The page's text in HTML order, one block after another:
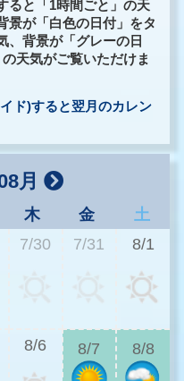
ると「1時間ごと」の天
景が「白色の日付」をタ
、背景が「グレーの日
天気がご覧いただけま
ド)すると翌月のカレン
月
木 金
土
7/30 7/31 8/1
8/6 8/7 8/8